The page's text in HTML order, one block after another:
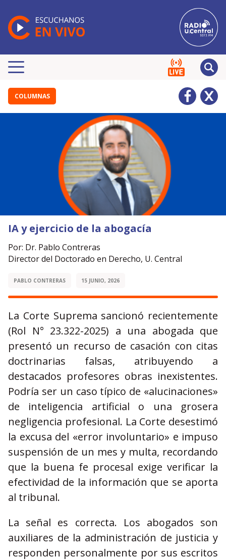
COLUMNAS
IA y ejercicio de la abogacía
Por: Dr. Pablo Contreras
Director del Doctorado en Derecho, U. Central
PABLO CONTRERAS 15 JUNIO, 2026
La Corte Suprema sancionó recientemente
(Rol N° 23.322-2025) a una abogada que
presentó un recurso de casación con citas
doctrinarias falsas, atribuyendo a
destacados profesores obras inexistentes.
Podría ser un caso típico de «alucinaciones»
de inteligencia artificial o una grosera
negligencia profesional. La Corte desestimó
la excusa del «error involuntario» e impuso
suspensión de un mes y multa, recordando
que la buena fe procesal exige verificar la
efectividad de la información que se aporta
al tribunal.
La señal es correcta. Los abogados son
auxiliares de la administración de justicia y
responden personalmente por sus escritos